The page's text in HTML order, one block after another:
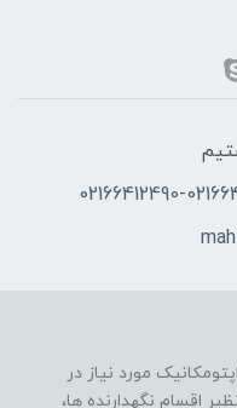
02166412490-
مورد نیاز در
اقسام نگهدارنده ها،